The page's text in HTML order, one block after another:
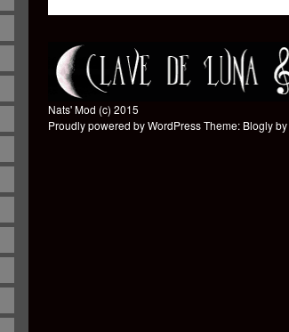
Nats' Mod (c) 2015
Proudly powered by WordPressTheme: Blogly by